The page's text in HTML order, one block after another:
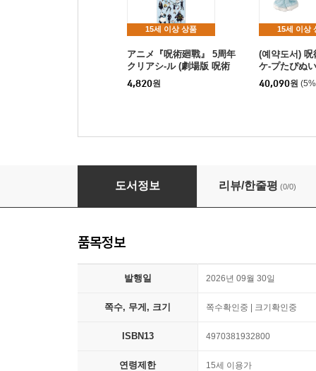
15세 이상 상품
アニメ『呪術廻戰』 5周年
クリアシ-ル (劇場版 呪術
廻戰) 1
4,820원
15세 이상
(예약도서)
ケ-プたぴぬ
悟
40,090원
(예약도서) 呪術廻戰 5周年ちみけもますこっ
도서정보 리뷰/한줄평 (0/0)
품목정보
발행일 2026년 09월 30일
쪽수, 무게, 크기 쪽수확인중 | 크기확인중
ISBN13 4970381932800
연령제한 15세 이용가